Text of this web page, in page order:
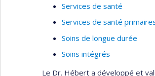
Services de santé
Services de santé
Soins de longue durée
Soins intégrés
Le Dr. Hébert a développé et